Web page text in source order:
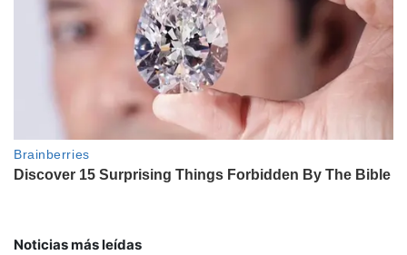
Noticias más leídas